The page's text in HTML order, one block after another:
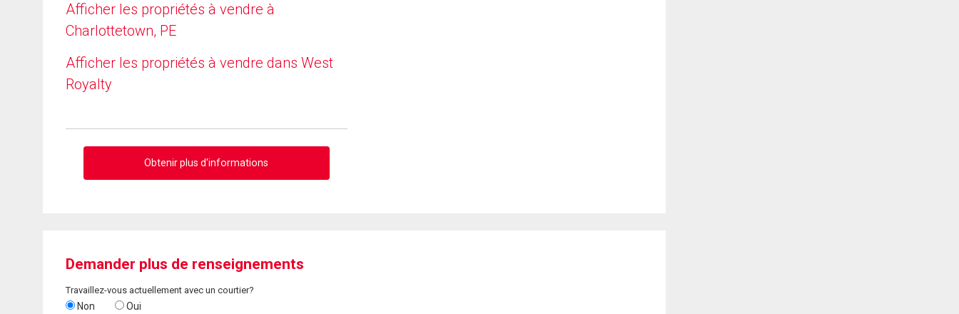
Afficher les propriétés à vendre à
Charlottetown, PE
Afficher les propriétés à vendre dans West
Royalty
Obtenir plus d'informations
Demander plus de renseignements
Travaillez-vous actuellement avec un courtier?
Non Oui